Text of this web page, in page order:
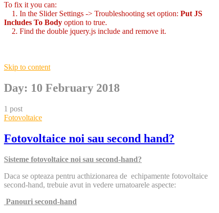
To fix it you can:
1. In the Slider Settings -> Troubleshooting set option: Put JS
Includes To Body option to true.
2. Find the double jquery.js include and remove it.
Skip to content
Day: 10 February 2018
1 post
Fotovoltaice
Fotovoltaice noi sau second hand?
Sisteme fotovoltaice noi sau second-hand?
Daca se opteaza pentru acthizionarea de echipamente fotovoltaice
second-hand, trebuie avut in vedere urnatoarele aspecte:
Panouri second-hand